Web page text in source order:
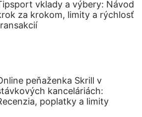
vklady a výbery: Návod
za krokom, limity a rýchlosť
peňaženka Skrill v
kanceláriách:
poplatky a limity